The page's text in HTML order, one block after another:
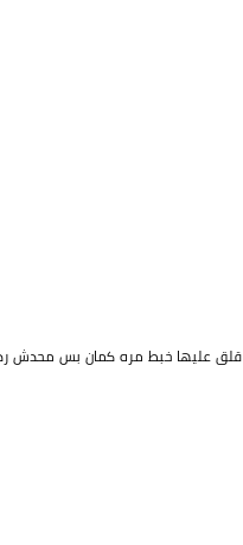
قلق عليها خبط مره كمان بس محدش